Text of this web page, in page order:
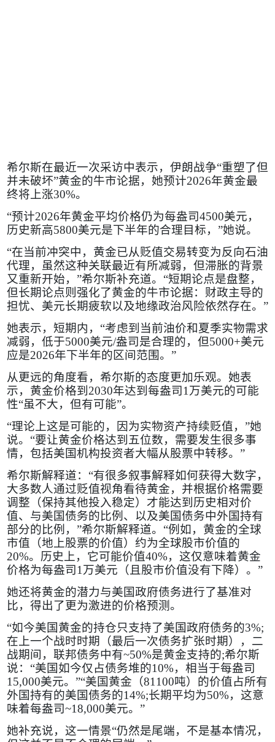
希尔斯在最近一次采访中表示，伊朗战争“重塑了但
并未破坏”黄金的牛市论据，她预计2026年黄金最
终将上涨30%。
“预计2026年黄金平均价格仍为每盎司4500美元，
历史新高5800美元是下半年的合理目标，”她说。
“在当前冲突中，黄金已从贬值交易转变为反向石油
代理，虽然这种关联最近有所减弱，但滞胀的背景
又重新开始，”希尔斯补充道。“短期论点是盘整，
但长期论点则强化了黄金的牛市论据：财政主导的
担忧、美元长期疲软以及地缘政治风险依然存在。”
她表示，短期内，“考虑到当前油价和夏季实物需求
减弱，低于5000美元/盎司是合理的，但5000+美元
应是2026年下半年的区间范围。”
从更远的角度看，希尔斯的态度更加乐观。她表
示，黄金价格到 2030年达到每盎司1 万美元的可能
性“虽不大，但有可能”。
“理论上这是可能的，因为实物资产持续贬值，”她
说。“要让黄金价格达到五位数，需要发生很多事
情，包括美国机构投资者大幅从股票中转移。”
希尔斯解释道：“有很多叙事解释如何获得大数字，
大多数人通过贬值视角看待黄金，并根据价格需要
调整（保持其他投入稳定）才能达到历史相对价
值、与美国债务的比例、以及美国债务中外国持有
部分的比例，”希尔斯解释道。“例如，黄金的全球
市值（地上股票的价值）约为全球股市价值的
20%。历史上，它可能价值40%，这仅意味着黄金
价格为每盎司1 万美元（且股市价值没有下降）。”
她还将黄金的潜力与美国政府债务进行了基准对
比，得出了更为激进的价格预测。
“如今美国黄金的持仓只支持了美国政府债务的3%;
在上一个战时时期（最后一次债务扩张时期），二
战期间，联邦债务中有~50%是黄金支持的;希尔斯
说：“美国如今仅占债务堆的10%，相当于每盎司
15,000美元。”“美国黄金（81100吨）的价值占所有
外国持有的美国债务的14%;长期平均为50%，这意
味着每盎司~18,000美元。”
她补充说，这一情景“仍然是尾端，不是基本情况，